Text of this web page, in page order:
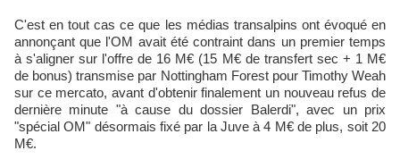
C'est en tout cas ce que les médias transalpins ont évoqué en
annonçant que l'OM avait été contraint dans un premier temps
à s'aligner sur l'offre de 16 M€ (15 M€ de transfert sec + 1 M€
de bonus) transmise par Nottingham Forest pour Timothy Weah
sur ce mercato, avant d'obtenir finalement un nouveau refus de
dernière minute "à cause du dossier Balerdi", avec un prix
"spécial OM" désormais fixé par la Juve à 4 M€ de plus, soit 20
M€.